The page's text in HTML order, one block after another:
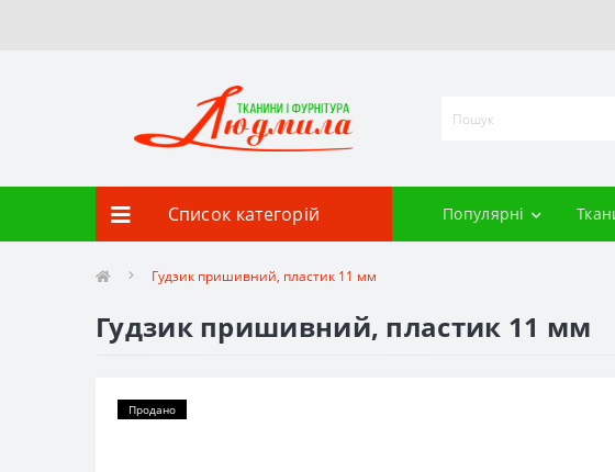
Список категорій Популярні
Гудзик пришивний, пластик 11 мм
Гудзик пришивний, пластик 11 мм
Продано